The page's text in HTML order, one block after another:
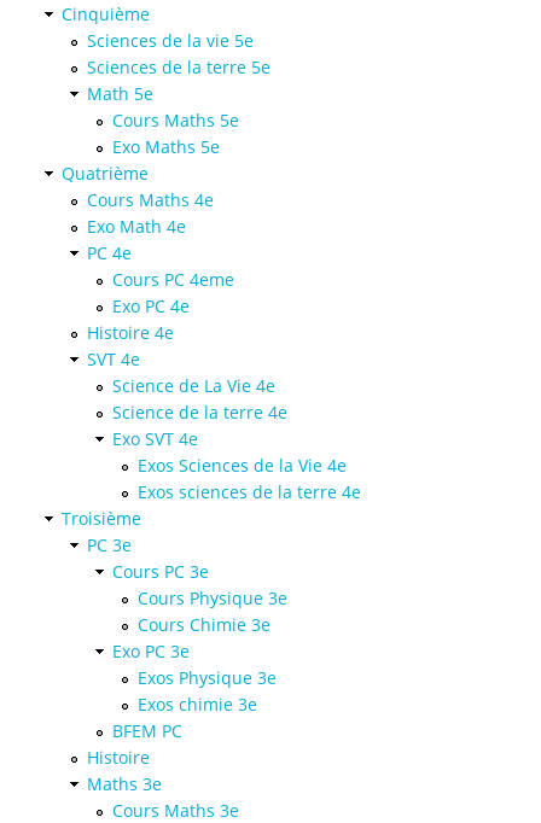
Cinquième
Sciences de la vie 5e
Sciences de la terre 5e
Math 5e
Cours Maths 5e
Exo Maths 5e
Quatrième
Cours Maths 4e
Exo Math 4e
PC 4e
Cours PC 4eme
Exo PC 4e
Histoire 4e
SVT 4e
Science de La Vie 4e
Science de la terre 4e
Exo SVT 4e
Exos Sciences de la Vie 4e
Exos sciences de la terre 4e
Troisième
PC 3e
Cours PC 3e
Cours Physique 3e
Cours Chimie 3e
Exo PC 3e
Exos Physique 3e
Exos chimie 3e
BFEM PC
Histoire
Maths 3e
Cours Maths 3e